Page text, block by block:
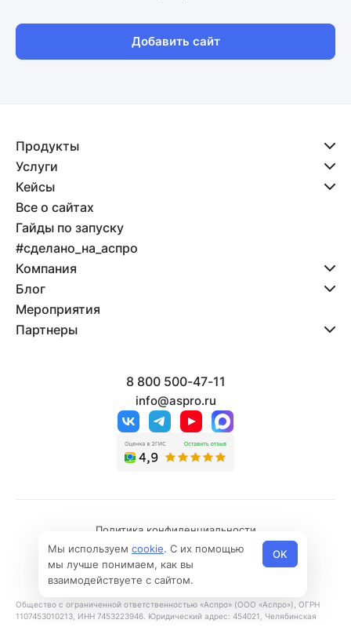
Добавить сайт
Продукты
Услуги
Кейсы
Все о сайтах
Гайды по запуску
#сделано_на_аспро
Компания
Блог
Мероприятия
Партнеры
8 800 500-47-11
info@aspro.ru
© 2026 Все права защищены
Политика конфиденциальности
Политика использования файлов cookies
Общество с ограниченной ответственностью «Аспро» (ООО «Аспро»), ОГРН
1107453010213, ИНН 7453223946. Юридический адрес: 454021, Челябинская
Мы используем cookie. С их помощью
мы лучше понимаем, как вы
взаимодействуете с сайтом.
OK